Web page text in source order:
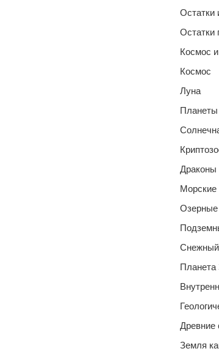
Остатки
Остатки
Космос
Космос
Луна
Планеты
Драконы
Морские
Озерные
Снежный
Планета
Древние
Земля